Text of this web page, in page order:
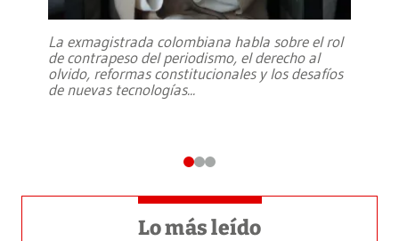
La exmagistrada colombiana habla sobre el rol
de contrapeso del periodismo, el derecho al
olvido, reformas constitucionales y los desafíos
de nuevas tecnologías...
Lo más leído